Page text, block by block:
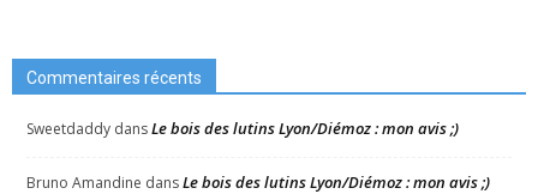
Commentaires récents
Sweetdaddy dansLe bois des lutins Lyon/Diémoz : mon avis ;)
Bruno Amandine dansLe bois des lutins Lyon/Diémoz : mon avis ;)